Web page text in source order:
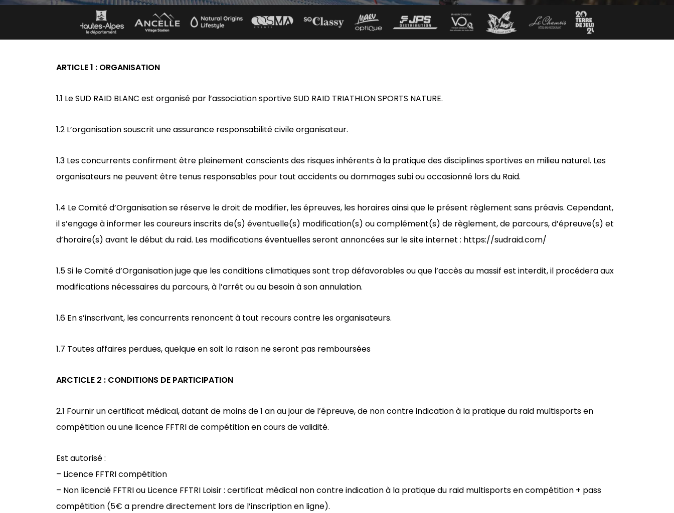
ARTICLE 1 : ORGANISATION
1.1 Le SUD RAID BLANC est organisé par l’association sportive SUD RAID TRIATHLON SPORTS NATURE.
1.2 L’organisation souscrit une assurance responsabilité civile organisateur.
1.3 Les concurrents confirment être pleinement conscients des risques inhérents à la pratique des disciplines sportives en milieu naturel. Les
organisateurs ne peuvent être tenus responsables pour tout accidents ou dommages subi ou occasionné lors du Raid.
1.4 Le Comité d’Organisation se réserve le droit de modifier, les épreuves, les horaires ainsi que le présent règlement sans préavis. Cependant,
il s’engage à informer les coureurs inscrits de(s) éventuelle(s) modification(s) ou complément(s) de règlement, de parcours, d’épreuve(s) et
d’horaire(s) avant le début du raid. Les modifications éventuelles seront annoncées sur le site internet : https://sudraid.com/
1.5 Si le Comité d’Organisation juge que les conditions climatiques sont trop défavorables ou que l’accès au massif est interdit, il procédera aux
modifications nécessaires du parcours, à l’arrêt ou au besoin à son annulation.
1.6 En s’inscrivant, les concurrents renoncent à tout recours contre les organisateurs.
1.7 Toutes affaires perdues, quelque en soit la raison ne seront pas remboursées
ARCTICLE 2 : CONDITIONS DE PARTICIPATION
2.1 Fournir un certificat médical, datant de moins de 1 an au jour de l’épreuve, de non contre indication à la pratique du raid multisports en
compétition ou une licence FFTRI de compétition en cours de validité.
Est autorisé :
– Licence FFTRI compétition
– Non licencié FFTRI ou Licence FFTRI Loisir: certificat médical non contre indication à la pratique du raid multisports en compétition + pass
compétition (5€ a prendre directement lors de l’inscription en ligne).